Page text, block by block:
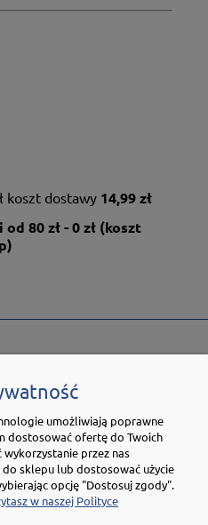
koszt dostawy 14,99 zł
80 zł - 0 zł (koszt
umożliwiają poprawne
dostosować ofertę do Twoich
przez nas
sklepu lub dostosować użycie
opcję "Dostosuj zgody".
w naszej Polityce